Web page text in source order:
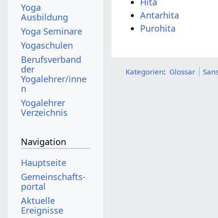
Antarhita
Purohita
Kategorien: Glossar
Yoga
Ausbildung
Yoga Seminare
Yogaschulen
Berufsverband
der
Yogalehrer/inne
n
Yogalehrer
Verzeichnis
Navigation
Hauptseite
Gemeinschafts­
portal
Aktuelle
Ereignisse